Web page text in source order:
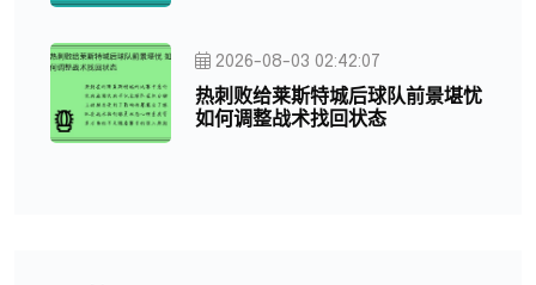
2026-08-03 02:42:07
热刺败给莱斯特城后球队前景堪忧
如何调整战术找回状态